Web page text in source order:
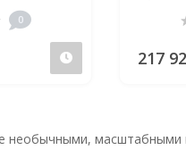
0
Предзаказ217
необычными, масштабными